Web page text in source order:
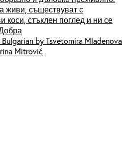
живи, съществуват с
коси, стъклен поглед и ни се
by Tsvetomira Mladenova
Mitrović